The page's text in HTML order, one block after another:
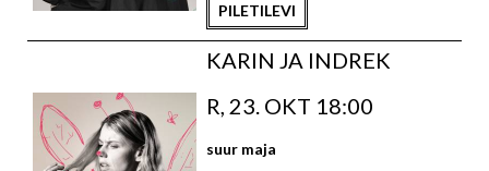
PILETILEVI
KARIN JA INDREK
R, 23. OKT 18:00
suur maja